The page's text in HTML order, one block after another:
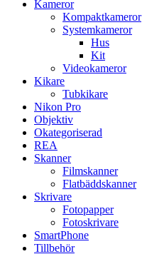
Kameror
Kompaktkameror
Systemkameror
Hus
Kit
Videokameror
Kikare
Tubkikare
Nikon Pro
Objektiv
Okategoriserad
REA
Skanner
Filmskanner
Flatbäddskanner
Skrivare
Fotopapper
Fotoskrivare
SmartPhone
Tillbehör